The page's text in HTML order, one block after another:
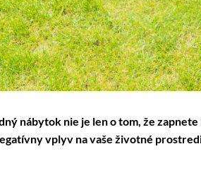
nábytok nie je len o tom, že
vplyv na vaše životné